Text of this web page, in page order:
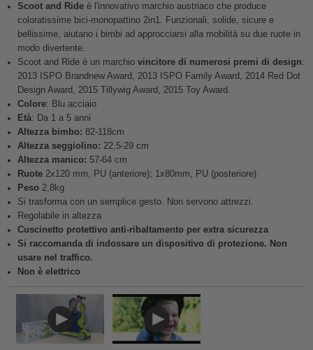
Scoot and Rideè l'innovativo marchio austriaco che produce
coloratissime bici-monopattino 2in1. Funzionali, solide, sicure e
bellissime, aiutano i bimbi ad approcciarsi alla mobilità su due ruote in
modo divertente.
Scoot and Ride è un marchio vincitore di numerosi premi di design:
2013 ISPO Brandnew Award, 2013 ISPO Family Award, 2014 Red Dot
Design Award, 2015 Tillywig Award, 2015 Toy Award.
Colore: Blu acciaio
Età: Da 1 a 5 anni
Altezza bimbo: 82-118cm
Altezza seggiolino: 22,5-29 cm
Altezza manico: 57-64 cm
Ruote 2x120 mm, PU (anteriore); 1x80mm, PU (posteriore)
Peso 2,8kg
Si trasforma con un semplice gesto. Non servono attrezzi.
Regolabile in altezza
Cuscinetto protettivo anti-ribaltamento per extra sicurezza
Si raccomanda di indossare un dispositivo di protezione. Non
usare nel traffico.
Non è elettrico